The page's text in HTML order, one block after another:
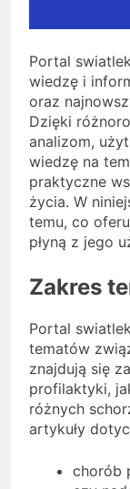
Portal
wiedzę i
oraz
Dzięki
analizom,
wiedzę na
praktyczne
życia. W
temu, co
płyną z jego
Zakres
Portal
tematów
znajdują się
profilaktyki,
różnych
artykuły
chorób